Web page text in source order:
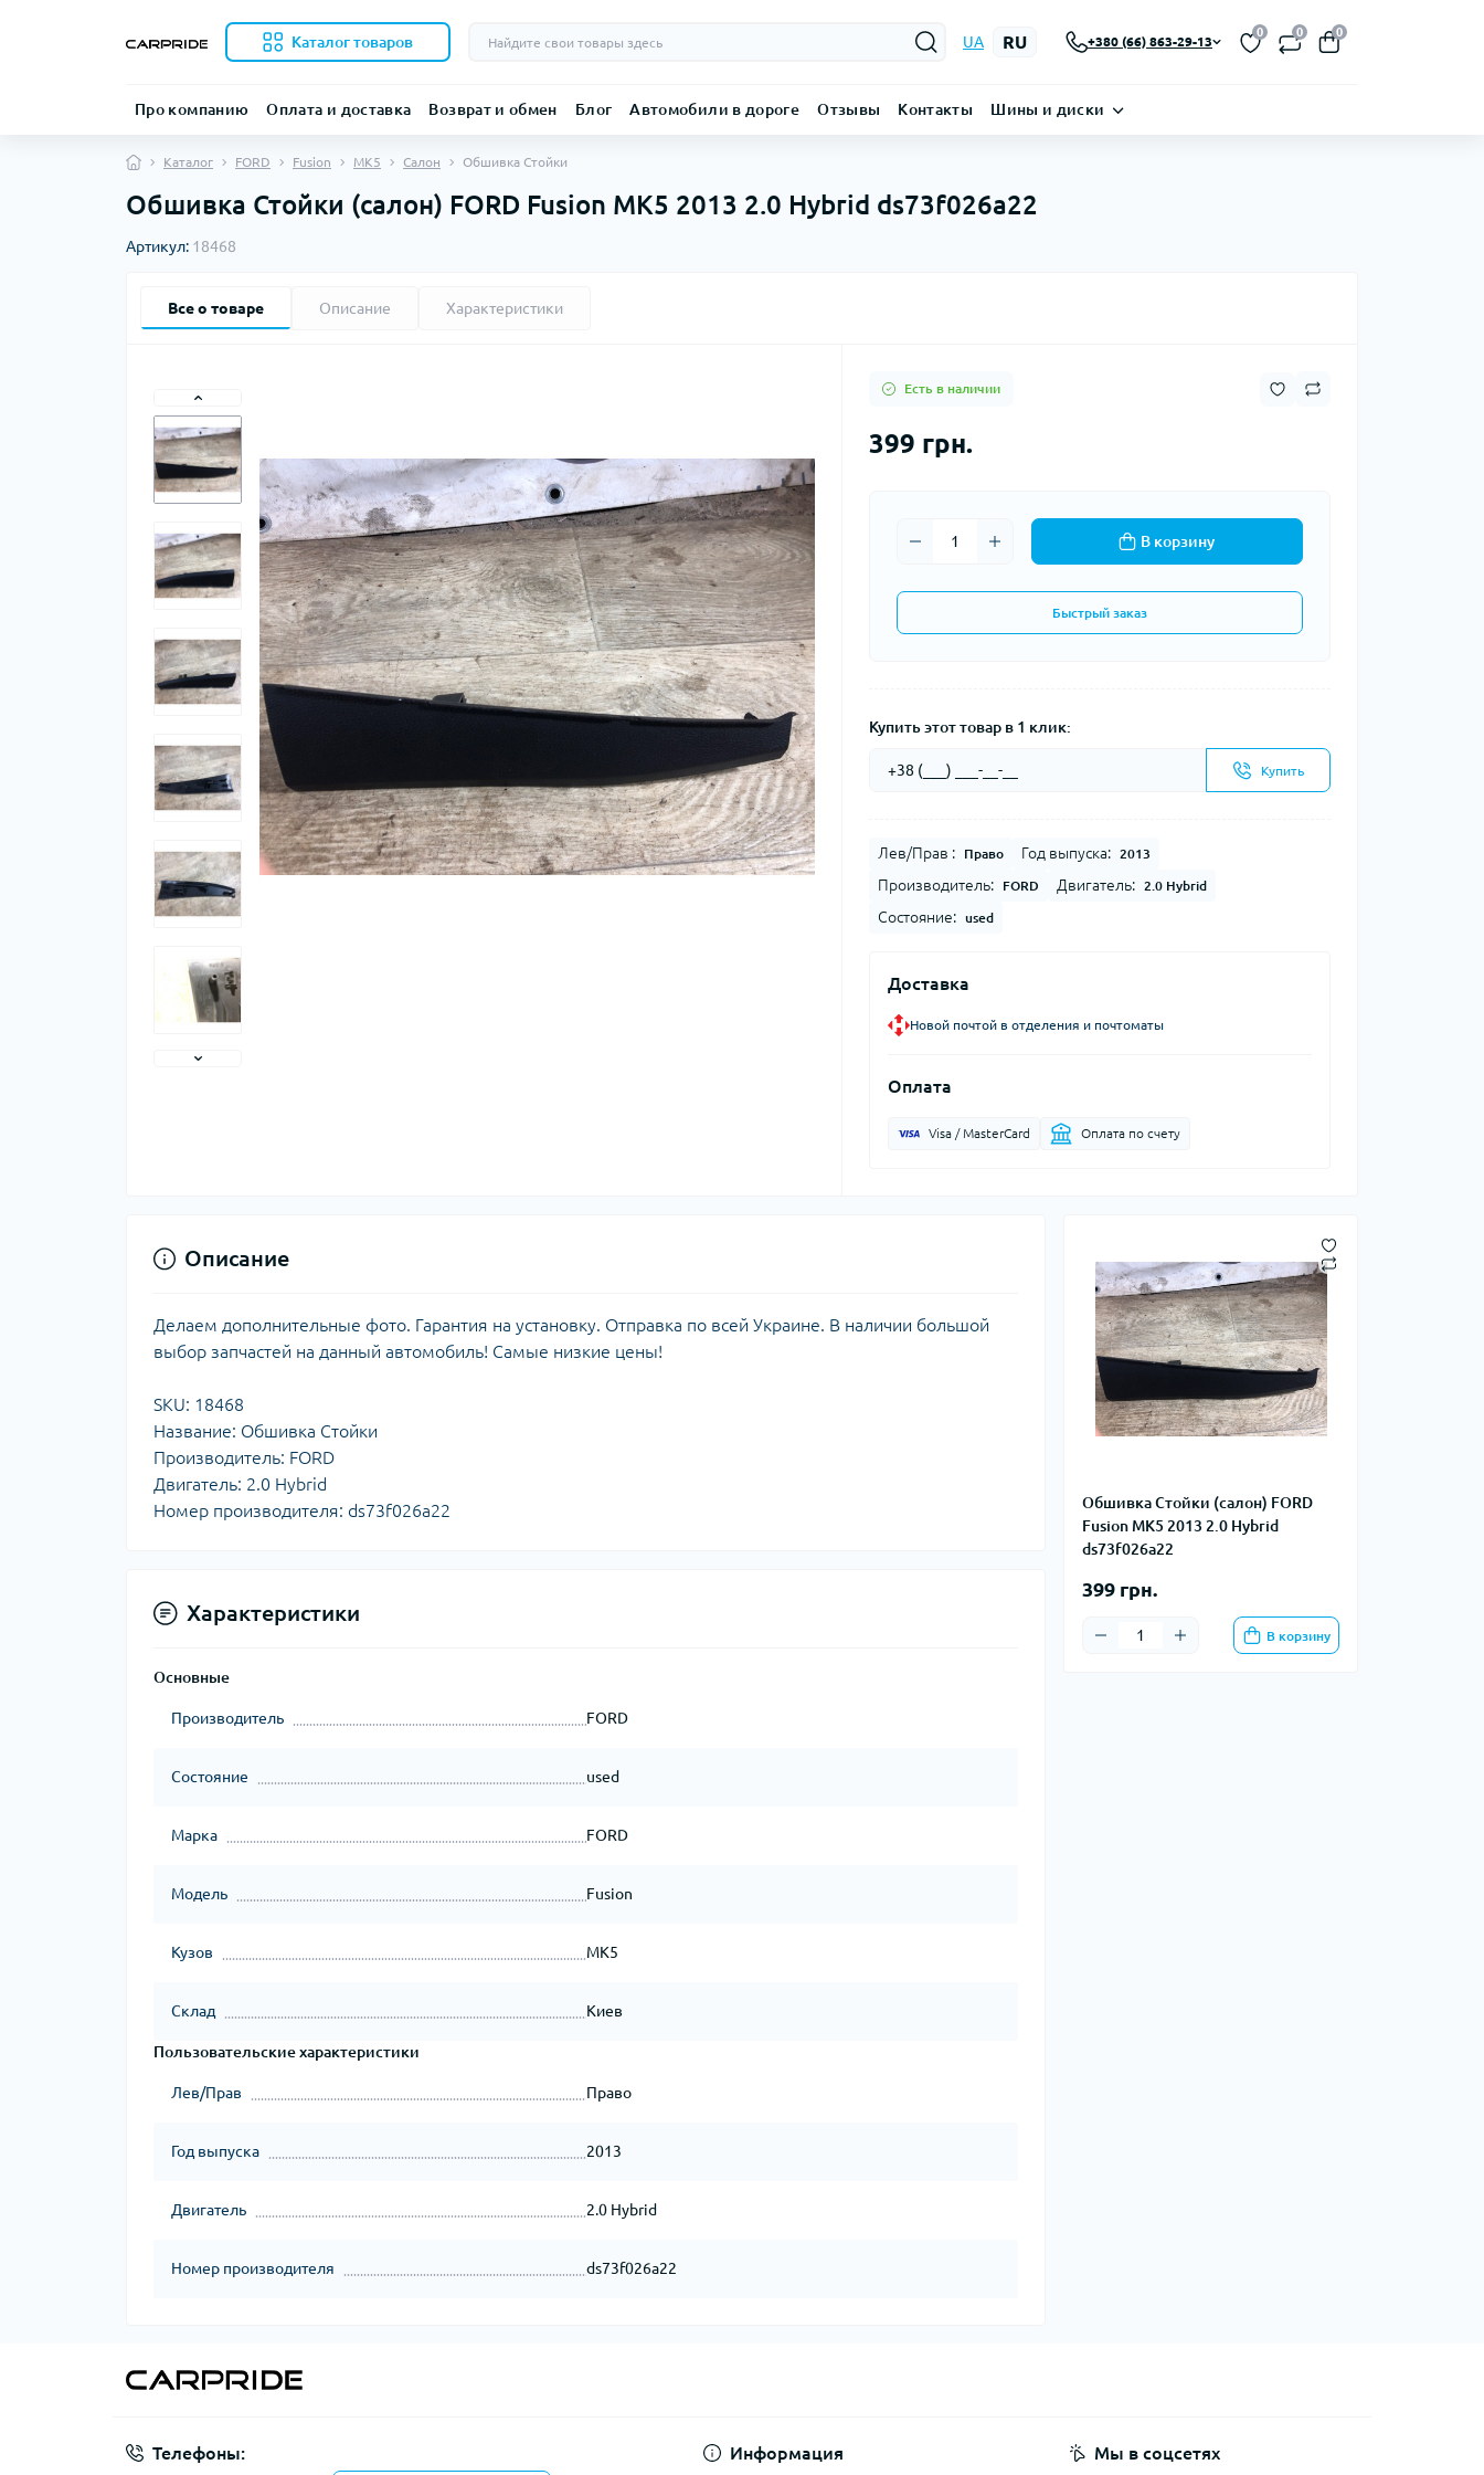
Каталог товаров UA RU +380 (66) 863-29-13
0 0 0
Про компанию Оплата и доставка Возврат и обмен Блог Автомобили в дороге Отзывы Контакты Шины и диски
Каталог FORD Fusion MK5 Салон Обшивка Стойки
Обшивка Стойки (салон) FORD Fusion MK5 2013 2.0 Hybrid ds73f026a22
Артикул: 18468
Все о товаре Описание Характеристики
Есть в наличии
399 грн.
В корзину
Быстрый заказ
Купить этот товар в 1 клик:
Купить
Лев/Прав : Право Год выпуска: 2013
Производитель: FORD Двигатель: 2.0 Hybrid
Состояние: used
Доставка
Новой почтой в отделения и почтоматы
Оплата
Visa / MasterCard Оплата по счету
Обшивка Стойки (салон) FORD
Fusion MK5 2013 2.0 Hybrid
ds73f026a22
399 грн.
В корзину
Описание
Делаем дополнительные фото. Гарантия на установку. Отправка по всей Украине. В наличии большой
выбор запчастей на данный автомобиль! Самые низкие цены!
SKU: 18468
Название: Обшивка Стойки
Производитель: FORD
Двигатель: 2.0 Hybrid
Номер производителя: ds73f026a22
Характеристики
Основные
Производитель FORD
Состояние used
Марка FORD
Модель Fusion
Кузов MK5
Склад Киев
Пользовательские характеристики
Лев/Прав Право
Год выпуска 2013
Двигатель 2.0 Hybrid
Номер производителя ds73f026a22
Телефоны: Информация Мы в соцсетях